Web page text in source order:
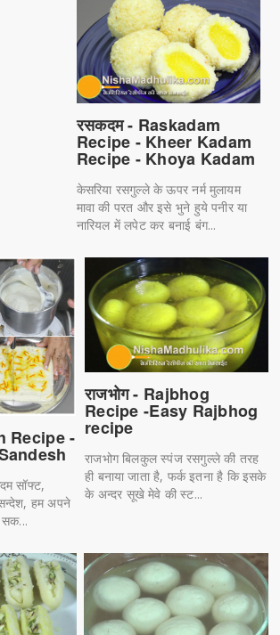
रसकदम - Raskadam
Recipe - Kheer Kadam
Recipe - Khoya Kadam
केसरिया रसगुल्ले के ऊपर नर्म मुलायम
मावा की परत और इसे भुने हुये पनीर या
नारियल में लपेट कर बनाई बंग...
Recipe -
सॉफ्ट,
सन्देश, हम अपने
सक...
राजभोग - Rajbhog
Recipe -Easy Rajbhog
recipe
राजभोग बिलकुल स्पंज रसगुल्ले की तरह
ही बनाया जाता है, फर्क इतना है कि इसके
के अन्दर सूखे मेवे की स्ट...